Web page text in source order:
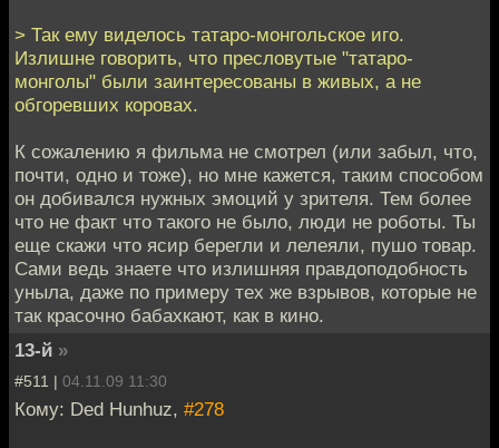
> Так ему виделось татаро-монгольское иго.
Излишне говорить, что пресловутые "татаро-
монголы" были заинтересованы в живых, а не
обгоревших коровах.
К сожалению я фильма не смотрел (или забыл, что,
почти, одно и тоже), но мне кажется, таким способом
он добивался нужных эмоций у зрителя. Тем более
что не факт что такого не было, люди не роботы. Ты
еще скажи что ясир берегли и лелеяли, пушо товар.
Сами ведь знаете что излишняя правдоподобность
уныла, даже по примеру тех же взрывов, которые не
так красочно бабахкают, как в кино.
13-й »
#511 | 04.11.09 11:30
Кому: Ded Hunhuz, #278